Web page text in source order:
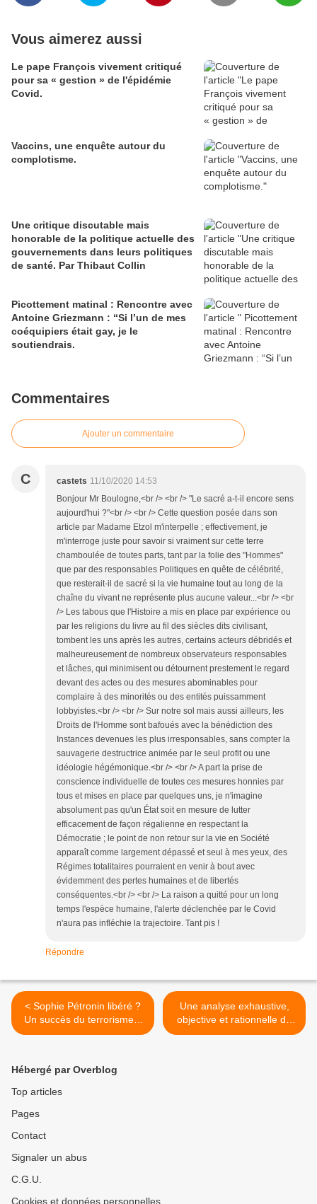
Vous aimerez aussi
Le pape François vivement critiqué
pour sa « gestion » de l'épidémie
Covid.
Vaccins, une enquête autour du
complotisme.
Une critique discutable mais
honorable de la politique actuelle des
gouvernements dans leurs politiques
de santé. Par Thibaut Collin
Picottement matinal : Rencontre avec
Antoine Griezmann : “Si l’un de mes
coéquipiers était gay, je le
soutiendrais.
Commentaires
Ajouter un commentaire
C castets 11/10/2020 14:53
Bonjour Mr Boulogne,<br /> <br /> "Le sacré a-t-il encore sens
aujourd'hui ?"<br /> <br /> Cette question posée dans son
article par Madame Etzol m'interpelle ; effectivement, je
m'interroge juste pour savoir si vraiment sur cette terre
chamboulée de toutes parts, tant par la folie des "Hommes"
que par des responsables Politiques en quête de célébrité,
que resterait-il de sacré si la vie humaine tout au long de la
chaîne du vivant ne représente plus aucune valeur...<br /> <br
/> Les tabous que l'Histoire a mis en place par expérience ou
par les religions du livre au fil des siècles dits civilisant,
tombent les uns après les autres, certains acteurs débridés et
malheureusement de nombreux observateurs responsables
et lâches, qui minimisent ou détournent prestement le regard
devant des actes ou des mesures abominables pour
complaire à des minorités ou des entités puissamment
lobbyistes.<br /> <br /> Sur notre sol mais aussi ailleurs, les
Droits de l'Homme sont bafoués avec la bénédiction des
Instances devenues les plus irresponsables, sans compter la
sauvagerie destructrice animée par le seul profit ou une
idéologie hégémonique.<br /> <br /> A part la prise de
conscience individuelle de toutes ces mesures honnies par
tous et mises en place par quelques uns, je n'imagine
absolument pas qu'un État soit en mesure de lutter
efficacement de façon régalienne en respectant la
Démocratie ; le point de non retour sur la vie en Société
apparaît comme largement dépassé et seul à mes yeux, des
Régimes totalitaires pourraient en venir à bout avec
évidemment des pertes humaines et de libertés
conséquentes.<br /> <br /> La raison a quitté pour un long
temps l'espèce humaine, l'alerte déclenchée par le Covid
n'aura pas infléchie la trajectoire. Tant pis !
Répondre
< Sophie Pétronin libéré ?
Un succès du terrorisme ?
En fait un bide pour
Une analyse exhaustive,
objective et rationnelle de
l'épidémie Covid, par le
Hébergé par Overblog
Top articles
Pages
Contact
Signaler un abus
C.G.U.
Cookies et données personnelles